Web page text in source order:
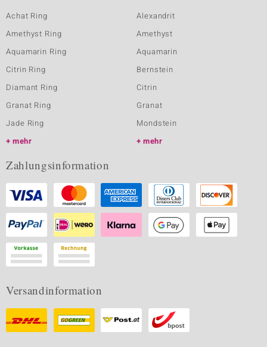
Achat Ring
Amethyst Ring
Aquamarin Ring
Citrin Ring
Diamant Ring
Granat Ring
Jade Ring
mehr
Alexandrit
Amethyst
Aquamarin
Bernstein
Citrin
Granat
Mondstein
mehr
Zahlungsinformation
Versandinformation